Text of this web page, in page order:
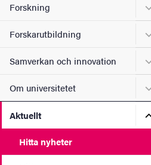
Forskning
Forskarutbildning
Samverkan och innovation
Om universitetet
Aktuellt
Hitta nyheter